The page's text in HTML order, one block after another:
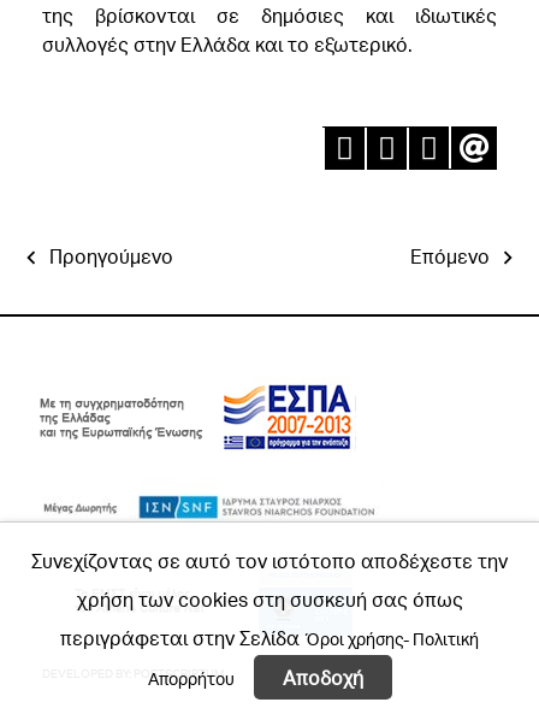
της βρίσκονται σε δημόσιες και ιδιωτικές
συλλογές στην Ελλάδα και το εξωτερικό.
Προηγούμενο Επόμενο
POSTSCRIPTUM
Συνεχίζοντας σε αυτό τον ιστότοπο αποδέχεστε την
χρήση των cookies στη συσκευή σας όπως
περιγράφεται στην Σελίδα Όροι χρήσης- Πολιτική
Απορρήτου
Αποδοχή